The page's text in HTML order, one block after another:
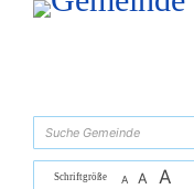
Zum Inhalt, zur Navigationoder
Schriftgröße A A A